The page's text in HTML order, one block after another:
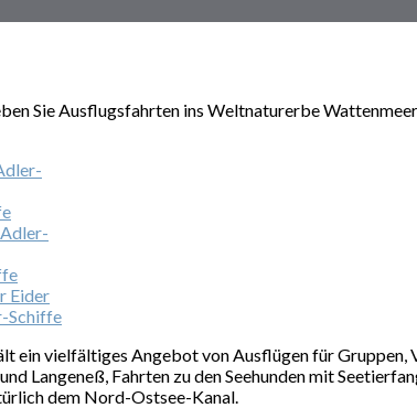
Sie Ausflugsfahrten ins Weltnaturerbe
ein vielfältiges Angebot von Ausflügen für
Langeneß, Fahrten zu den Seehunden mit
dem Nord-Ostsee-Kanal.